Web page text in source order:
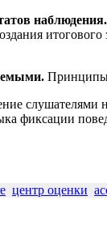
наблюдения.
Принципы
слушателями
фиксации
центр оценки